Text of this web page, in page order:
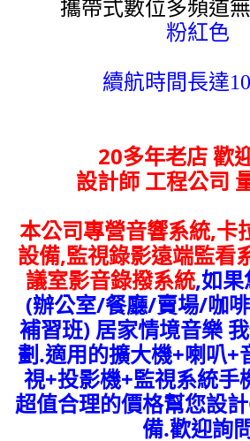
攜帶式數位多頻道
粉紅色
續航時間長達
20多年老店 歡
設計師 工程公司
本公司專營音響系統,卡
設備,監視錄影遠端監看
議室影音錄撥系統,如果
(辦公室/餐廳/賣場/咖
補習班) 居家情境音樂
劃.適用的擴大機+喇叭+
視+投影機+監視系統手
超值合理的價格幫您設
備.歡迎詢